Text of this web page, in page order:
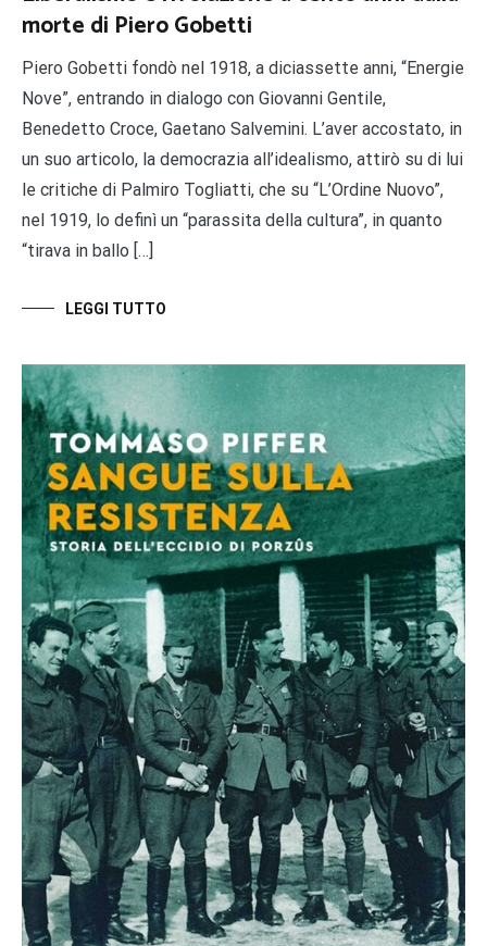
morte di Piero Gobetti
Piero Gobetti fondò nel 1918, a diciassette anni, “Energie
Nove”, entrando in dialogo con Giovanni Gentile,
Benedetto Croce, Gaetano Salvemini. L’aver accostato, in
un suo articolo, la democrazia all’idealismo, attirò su di lui
le critiche di Palmiro Togliatti, che su “L’Ordine Nuovo”,
nel 1919, lo definì un “parassita della cultura”, in quanto
“tirava in ballo […]
LEGGI TUTTO